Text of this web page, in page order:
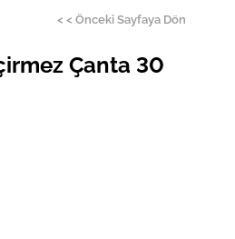
< < Önceki Sayfaya Dön
Çanta 30